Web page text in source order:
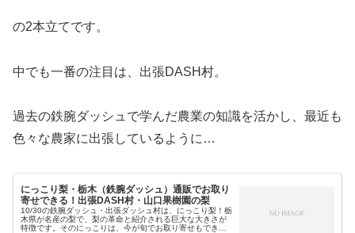
の2本立てです。
中でも一番の注目は、出張DASH村。
過去の鉄腕ダッシュで学んだ農業の知識を活かし、最近も
色々な農家に出張しているように…
にっこり梨・栃木（鉄腕ダッシュ）通販でお取り
寄せできる！出張DASH村・山口果樹園の梨
10/30の鉄腕ダッシュ・出張ダッシュ村は、にっこり梨！栃
木県が名産の梨で、梨の革命と紹介される巨大な大きさが
特徴です。そのにっこりは、今が旬でお取り寄せもでき…